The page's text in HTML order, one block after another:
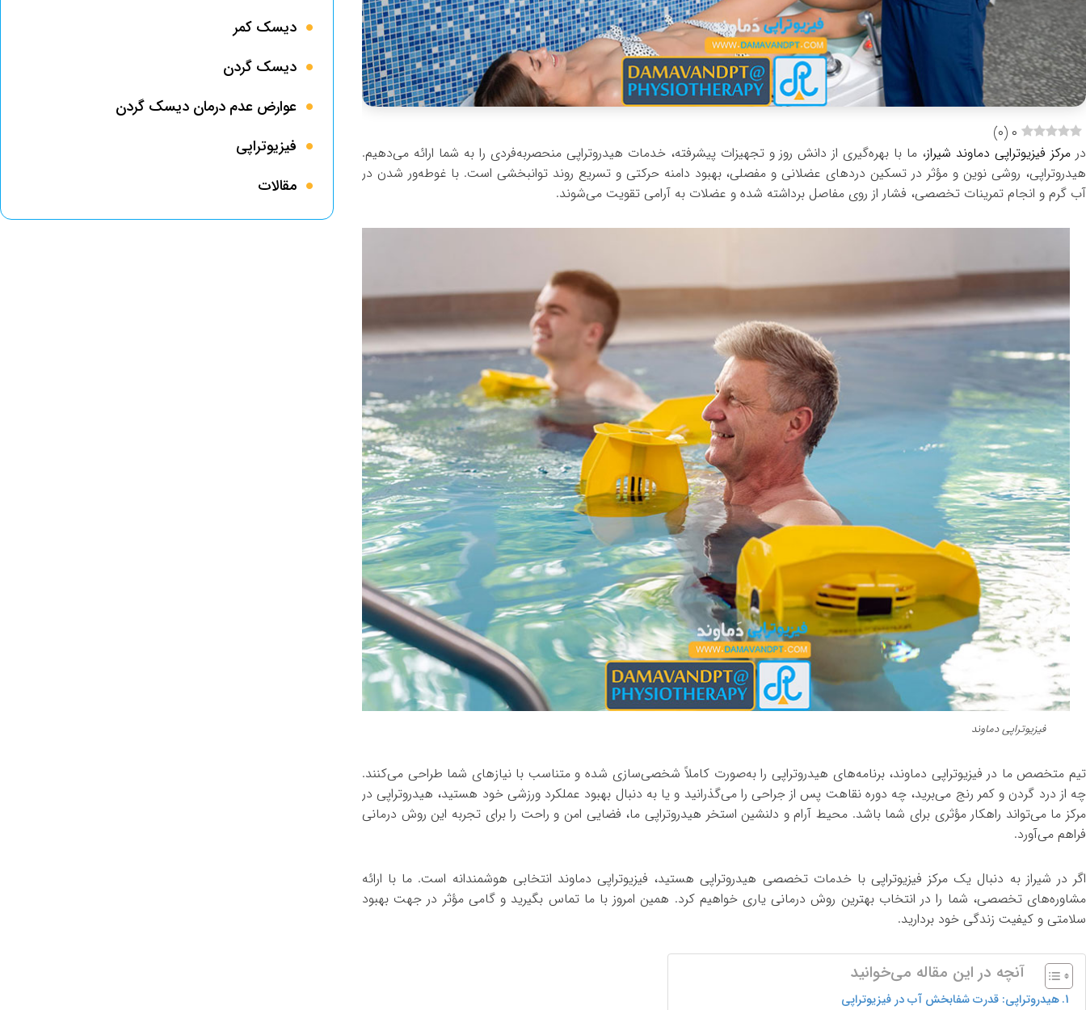
۰ (۰)
درمرکز فیزیوتراپی دماوند شیراز، ما با بهره‌گیری از دانش روز و تجهیزات پیشرفته، خدمات هیدروتراپی منحصربه‌فردی را به شما ارائه می‌دهیم.
هیدروتراپی، روشی نوین و مؤثر در تسکین دردهای عضلانی و مفصلی، بهبود دامنه حرکتی و تسریع روند توانبخشی است. با غوطه‌ور شدن در
آب گرم و انجام تمرینات تخصصی، فشار از روی مفاصل برداشته شده و عضلات به آرامی تقویت می‌شوند.
فیزیوتراپی دماوند
تیم متخصص ما در فیزیوتراپی دماوند، برنامه‌های هیدروتراپی را به‌صورت کاملاً شخصی‌سازی شده و متناسب با نیازهای شما طراحی می‌کنند.
چه از درد گردن و کمر رنج می‌برید، چه دوره نقاهت پس از جراحی را می‌گذرانید و یا به دنبال بهبود عملکرد ورزشی خود هستید، هیدروتراپی در
مرکز ما می‌تواند راهکار مؤثری برای شما باشد. محیط آرام و دلنشین استخر هیدروتراپی ما، فضایی امن و راحت را برای تجربه این روش درمانی
فراهم می‌آورد.
اگر در شیراز به دنبال یک مرکز فیزیوتراپی با خدمات تخصصی هیدروتراپی هستید، فیزیوتراپی دماوند انتخابی هوشمندانه است. ما با ارائه
مشاوره‌های تخصصی، شما را در انتخاب بهترین روش درمانی یاری خواهیم کرد. همین امروز با ما تماس بگیرید و گامی مؤثر در جهت بهبود
سلامتی و کیفیت زندگی خود بردارید.
آنچه در این مقاله می‌خوانید
هیدروتراپی: قدرت شفابخش آب در فیزیوتراپی
دیسک کمر
دیسک گردن
عوارض عدم درمان دیسک گردن
فیزیوتراپی
مقالات